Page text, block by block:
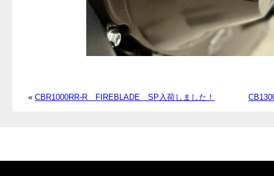
« CBR1000RR-R FIREBLADE SP入荷しました！